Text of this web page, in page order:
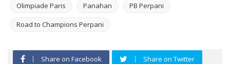
Olimpiade Paris Panahan PB Perpani
Road to Champions Perpani
Share on Facebook Share on Twitter